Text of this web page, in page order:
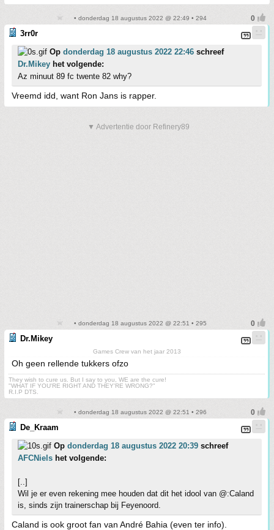
• donderdag 18 augustus 2022 @ 22:49 • 294
3rr0r
Op donderdag 18 augustus 2022 22:46 schreef
Dr.Mikey het volgende:
Az minuut 89 fc twente 82 why?
Vreemd idd, want Ron Jans is rapper.
▼ Advertentie door Refinery89
• donderdag 18 augustus 2022 @ 22:51 • 295
Dr.Mikey
Games Crew van het jaar 2013
Oh geen rellende tukkers ofzo
They wish to cure us. But I say to you, WE are the cure!
"WHAT IF YOU'RE RIGHT AND THEY'RE WRONG?"
R.I.P DTS.
• donderdag 18 augustus 2022 @ 22:51 • 296
De_Kraam
Op donderdag 18 augustus 2022 20:39 schreef
AFCNiels het volgende:
[..]
Wil je er even rekening mee houden dat dit het idool van @:Caland
is, sinds zijn trainerschap bij Feyenoord.
Caland is ook groot fan van André Bahia (even ter info).